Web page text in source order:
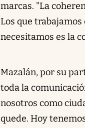
marcas. "La
Los que
necesitamos es la
Mazalán, por su
toda la
nosotros como
quede. Hoy